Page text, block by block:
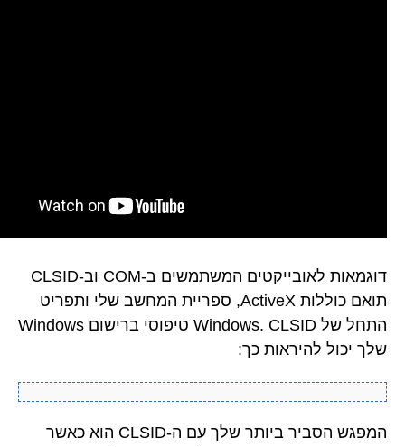
דוגמאות לאובייקטים המשתמשים ב-COM וב-CLSID
תואם כוללות ActiveX, ספריית המחשב שלי ותפריט
התחל של Windows. CLSID טיפוסי ברישום Windows
שלך יכול להיראות כך:
המפגש הסביר ביותר שלך עם ה-CLSID הוא כאשר